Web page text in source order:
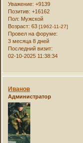
Уважение: +9139
Позитив: +16162
Пол: Мужской
Возраст: 63[1962-11-27]
Провел на форуме:
3 месяца 8 дней
Последний визит:
02-10-2025 11:38:34
Иванов
Администратор